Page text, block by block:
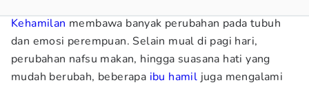
Kehamilan membawa banyak perubahan pada tubuh
dan emosi perempuan. Selain mual di pagi hari,
perubahan nafsu makan, hingga suasana hati yang
mudah berubah, beberapa ibu hamil juga mengalami